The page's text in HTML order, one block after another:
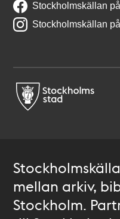
Stockholmskällan
Stockholmskällan
mellan arkiv,
Stockholm.